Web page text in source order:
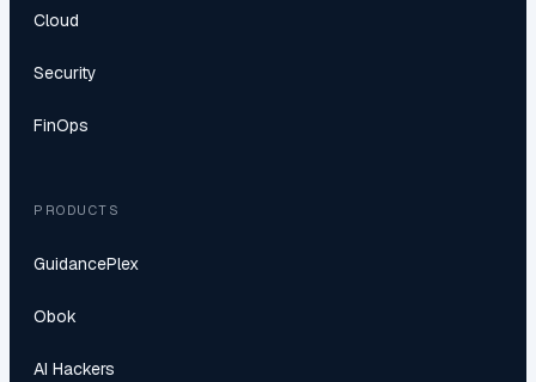
Cloud
Security
FinOps
PRODUCTS
GuidancePlex
Obok
AI Hackers